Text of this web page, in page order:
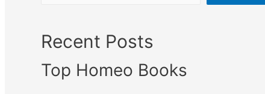
Recent Posts
Top Homeo Books